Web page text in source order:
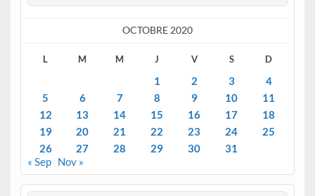
OCTOBRE 2020
L M M J V S D
1 2 3
4
5
6 7 8 9 10
11
12
13 14 15 16 17
18
19
20 21 22 23 24
25
26
27 28 29 30
31
« Sep Nov »